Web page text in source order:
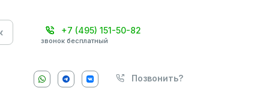
+7 (495) 151-50-82
звонок бесплатный
Позвонить?